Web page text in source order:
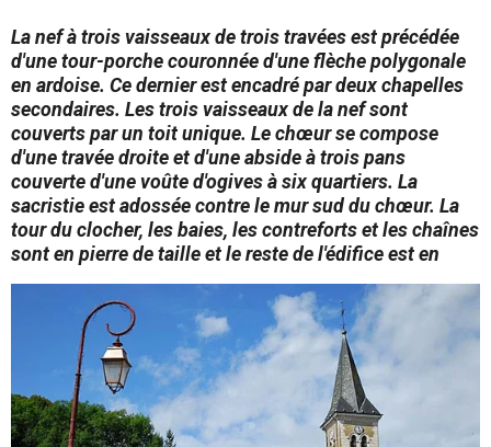
La nef à trois vaisseaux de trois travées est précédée
d'une tour-porche couronnée d'une flèche polygonale
en ardoise. Ce dernier est encadré par deux chapelles
secondaires. Les trois vaisseaux de la nef sont
couverts par un toit unique. Le chœur se compose
d'une travée droite et d'une abside à trois pans
couverte d'une voûte d'ogives à six quartiers. La
sacristie est adossée contre le mur sud du chœur. La
tour du clocher, les baies, les contreforts et les chaînes
sont en pierre de taille et le reste de l'édifice est en